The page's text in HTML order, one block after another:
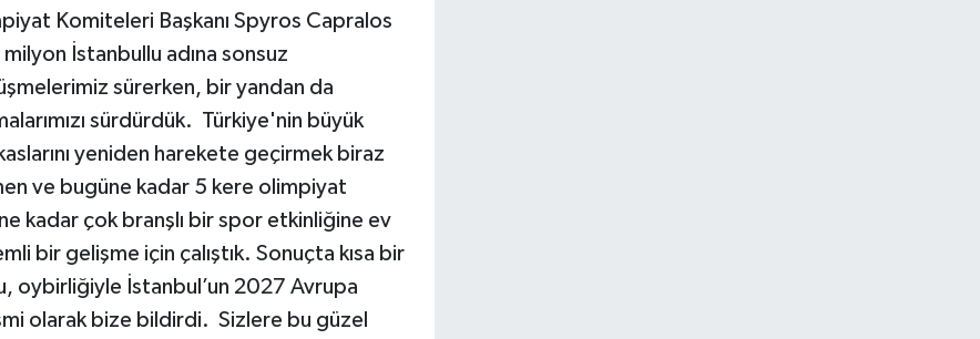
Komiteleri Başkanı Spyros Capralos
İstanbullu adına sonsuz
sürerken, bir yandan da
sürdürdük. Türkiye'nin büyük
yeniden harekete geçirmek biraz
ve bugüne kadar 5 kere olimpiyat
kadar çok branşlı bir spor etkinliğine ev
bir gelişme için çalıştık. Sonuçta kısa bir
oybirliğiyle İstanbul’un 2027 Avrupa
olarak bize bildirdi. Sizlere bu güzel